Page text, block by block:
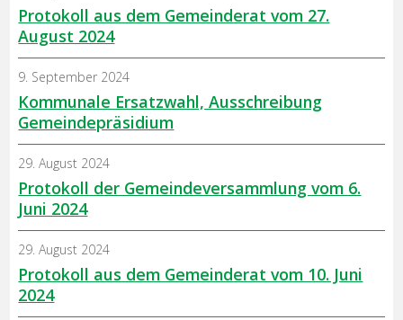
Protokoll aus dem Gemeinderat vom 27.
August 2024
Kommunale Ersatzwahl, Ausschreibung
Gemeindepräsidium
9. September 2024
Protokoll der Gemeindeversammlung vom 6.
Juni 2024
29. August 2024
Protokoll aus dem Gemeinderat vom 10. Juni
2024
29. August 2024